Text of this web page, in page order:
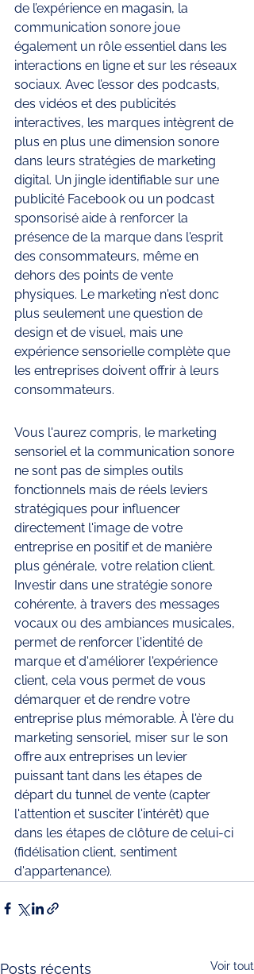
de l’expérience en magasin, la
communication sonore joue
également un rôle essentiel dans les
interactions en ligne et sur les réseaux
sociaux. Avec l’essor des podcasts,
des vidéos et des publicités
interactives, les marques intègrent de
plus en plus une dimension sonore
dans leurs stratégies de marketing
digital. Un jingle identifiable sur une
publicité Facebook ou un podcast
sponsorisé aide à renforcer la
présence de la marque dans l'esprit
des consommateurs, même en
dehors des points de vente
physiques. Le marketing n'est donc
plus seulement une question de
design et de visuel, mais une
expérience sensorielle complète que
les entreprises doivent offrir à leurs
consommateurs.
Vous l'aurez compris, le marketing
sensoriel et la communication sonore
ne sont pas de simples outils
fonctionnels mais de réels leviers
stratégiques pour influencer
directement l'image de votre
entreprise en positif et de manière
plus générale, votre relation client.
Investir dans une stratégie sonore
cohérente, à travers des messages
vocaux ou des ambiances musicales,
permet de renforcer l'identité de
marque et d'améliorer l'expérience
client, cela vous permet de vous
démarquer et de rendre votre
entreprise plus mémorable. À l'ère du
marketing sensoriel, miser sur le son
offre aux entreprises un levier
puissant tant dans les étapes de
départ du tunnel de vente (capter
l'attention et susciter l'intérêt) que
dans les étapes de clôture de celui-ci
(fidélisation client, sentiment
d'appartenance).
Posts récents Voir tout